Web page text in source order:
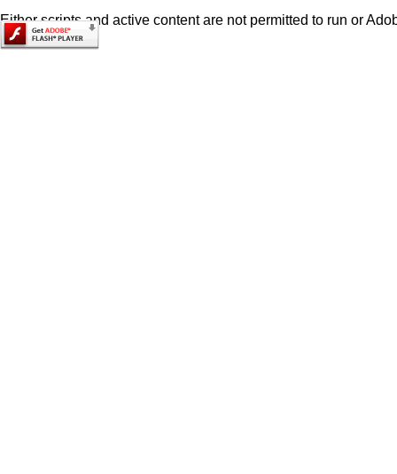
Either scripts and active content are not permitted to run or